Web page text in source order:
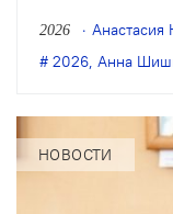
Пэжо» из
«Бедная
повести
станет
2026
Анастасия
2026, Анна
НОВОСТИ